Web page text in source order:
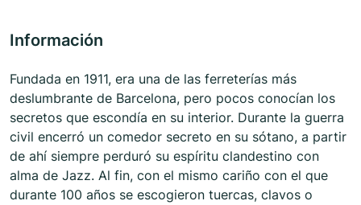
Información
Fundada en 1911, era una de las ferreterías más
deslumbrante de Barcelona, pero pocos conocían los
secretos que escondía en su interior. Durante la guerra
civil encerró un comedor secreto en su sótano, a partir
de ahí siempre perduró su espíritu clandestino con
alma de Jazz. Al fin, con el mismo cariño con el que
durante 100 años se escogieron tuercas, clavos o